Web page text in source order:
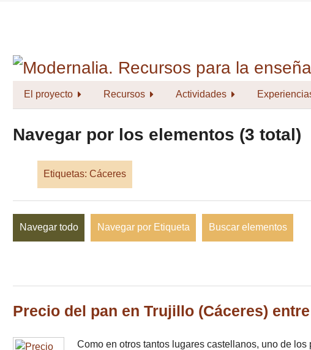
El proyecto Recursos Actividades
Navegar por los elementos (3 total)
Etiquetas: Cáceres
Navegar todo Navegar por Etiqueta Buscar elementos
Precio del pan en Trujillo (Cáceres)
Como en otros tantos lugares castellanos, uno de